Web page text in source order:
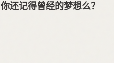
你还记得曾经的梦想么？